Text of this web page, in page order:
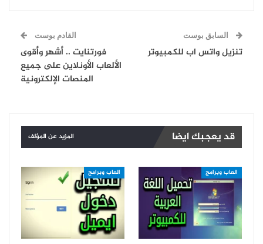
السابق بوست
تنزيل واتس اب للكمبيوتر
القادم بوست
فورتنايت .. أشهر وأقوى
الألعاب الأونلاين على جميع
المنصات الإلكترونية
قد يعجبك ايضا المزيد عن المؤلف
العاب وبرامج العاب وبرامج